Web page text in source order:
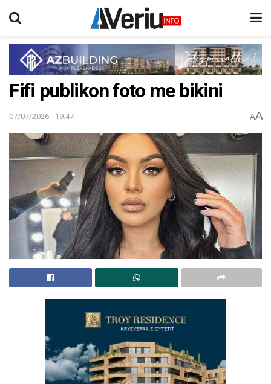
Fifi publikon foto me bikini
07/07/2026 - 19:47 AA